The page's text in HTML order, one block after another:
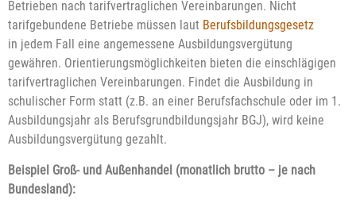
Betrieben nach tarifvertraglichen Vereinbarungen. Nicht
tarifgebundene Betriebe müssen laut Berufsbildungsgesetz
in jedem Fall eine angemessene Ausbildungsvergütung
gewähren. Orientierungsmöglichkeiten bieten die einschlägigen
tarifvertraglichen Vereinbarungen. Findet die Ausbildung in
schulischer Form statt (z.B. an einer Berufsfachschule oder im 1.
Ausbildungsjahr als Berufsgrundbildungsjahr BGJ), wird keine
Ausbildungsvergütung gezahlt.
Beispiel Groß- und Außenhandel (monatlich brutto – je nach
Bundesland):